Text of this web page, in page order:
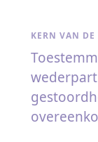
KERN VAN DE